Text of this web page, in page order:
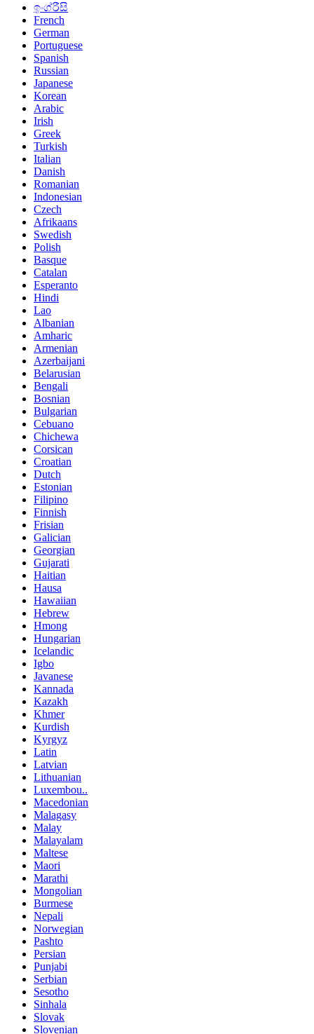
ඉංග්රීසි
French
German
Portuguese
Spanish
Russian
Japanese
Korean
Arabic
Irish
Greek
Turkish
Italian
Danish
Romanian
Indonesian
Czech
Afrikaans
Swedish
Polish
Basque
Catalan
Esperanto
Hindi
Lao
Albanian
Amharic
Armenian
Azerbaijani
Belarusian
Bengali
Bosnian
Bulgarian
Cebuano
Chichewa
Corsican
Croatian
Dutch
Estonian
Filipino
Finnish
Frisian
Galician
Georgian
Gujarati
Haitian
Hausa
Hawaiian
Hebrew
Hmong
Hungarian
Icelandic
Igbo
Javanese
Kannada
Kazakh
Khmer
Kurdish
Kyrgyz
Latin
Latvian
Lithuanian
Luxembou..
Macedonian
Malagasy
Malay
Malayalam
Maltese
Maori
Marathi
Mongolian
Burmese
Nepali
Norwegian
Pashto
Persian
Punjabi
Serbian
Sesotho
Sinhala
Slovak
Slovenian